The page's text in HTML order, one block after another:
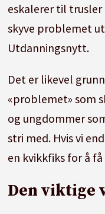
eskalerer til trusler
skyve problemet
Utdanningsnytt.
Det er likevel
«problemet» som
og ungdommer
stri med. Hvis vi
en kvikkfiks for å
Den viktige